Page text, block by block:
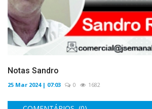
Notas Sandro
25 Mar 2024 | 07:03 0 1682